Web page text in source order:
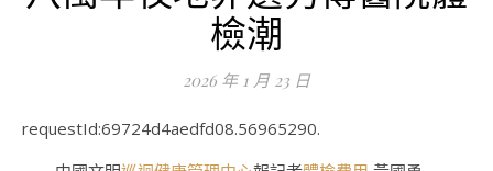
檢潮
2026 年 1 月 23 日
requestId:69724d4aedfd08.56965290.